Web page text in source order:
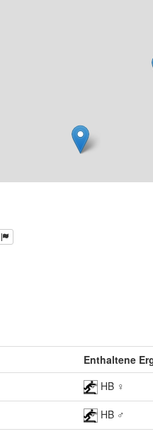
Enthaltene
HB ♀
HB ♂